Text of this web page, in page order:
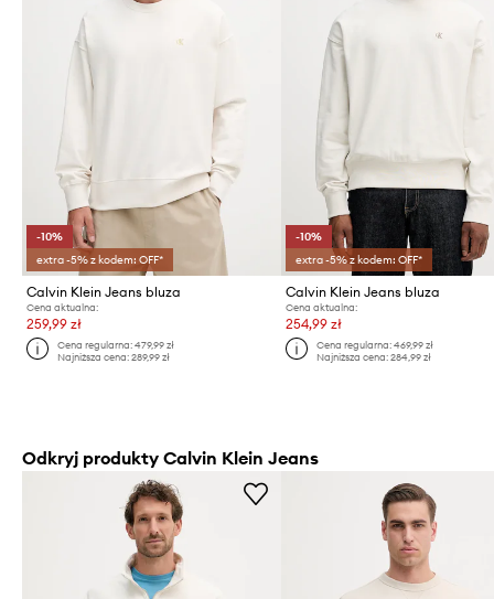
-10%
extra -5% z kodem: OFF*
Calvin Klein Jeans bluza
Cena aktualna:
259,99 zł
Cena regularna:479,99 zł
Najniższa cena:289,99 zł
-10%
extra -5% z kodem: OFF*
Calvin Klein Jeans bluza
Cena aktualna:
254,99 zł
Cena regularna: 469,99 zł
Najniższa cena: 284,99 zł
Odkryj produkty Calvin Klein Jeans